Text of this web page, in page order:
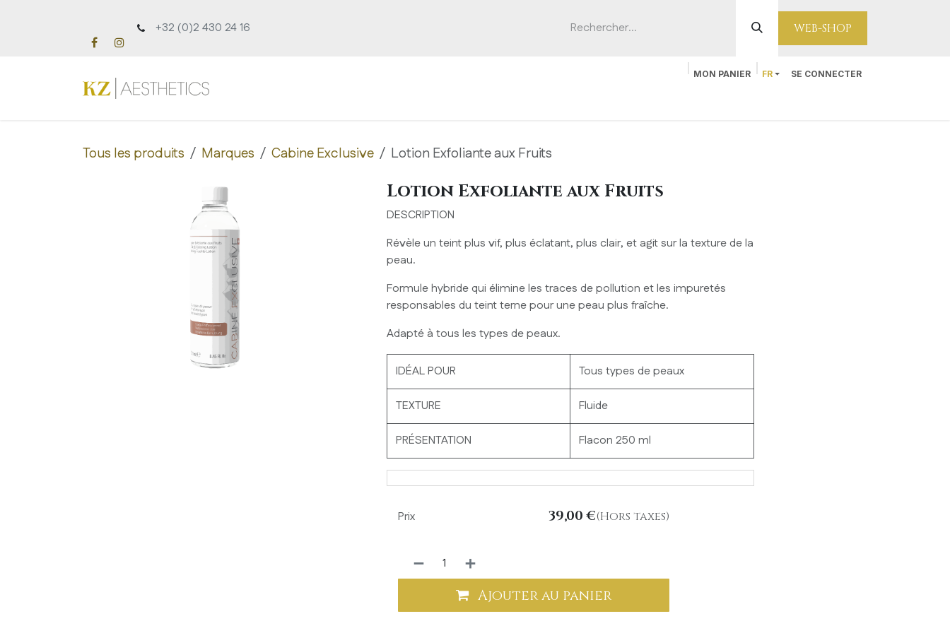
+32 (0)2 430 24 16 WEB-SHOP
MON PANIER FR SE CONNECTER
Tous les produits Marques Cabine Exclusive Lotion Exfoliante aux Fruits
Lotion Exfoliante aux Fruits
DESCRIPTION
Révèle un teint plus vif, plus éclatant, plus clair, et agit sur la texture de la
peau.
Formule hybride qui élimine les traces de pollution et les impuretés
responsables du teint terne pour une peau plus fraîche.
Adapté à tous les types de peaux.
IDÉAL POUR Tous types de peaux
TEXTURE Fluide
PRÉSENTATION Flacon 250 ml
Ajouter au panier
Prix 39,00 €(Hors taxes)